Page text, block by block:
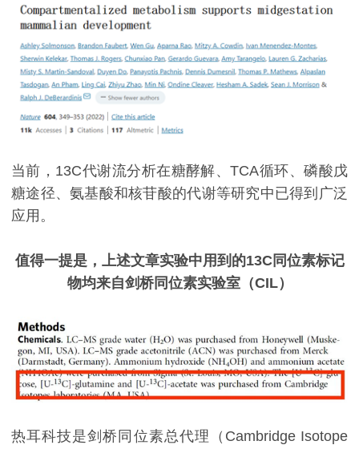
当前，13C代谢流分析在糖酵解、TCA循环、磷酸戊
糖途径、氨基酸和核苷酸的代谢等研究中已得到广泛
应用。
值得一提是，上述文章实验中用到的13C同位素标记
物均来自剑桥同位素实验室（CIL）
热耳科技是剑桥同位素总代理（Cambridge Isotope